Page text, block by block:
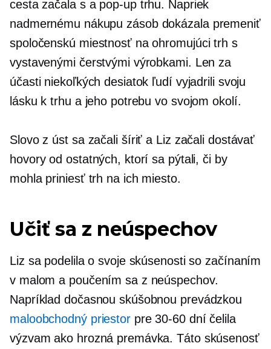
cesta začala s a pop-uptrhu. Napriek
nadmernému nákupu zásob dokázala premeniť
spoločenskú miestnosť na ohromujúci trh s
vystavenými čerstvými výrobkami. Len za
účasti niekoľkých desiatok ľudí vyjadrili svoju
lásku k trhu a jeho potrebu vo svojom okolí.
Slovo z ústsa začali šíriť a Liz začali dostávať
hovory od ostatných, ktorí sa pýtali, či by
mohla priniesť trh na ich miesto.
Učiť sa z neúspechov
Liz sa podelila o svoje skúsenosti so začínaním
v malom a poučením sa z neúspechov.
Napríklad dočasnou skúšobnou prevádzkou
maloobchodný priestorpre30-60dní čelila
výzvam ako hrozná premávka. Táto skúsenosť